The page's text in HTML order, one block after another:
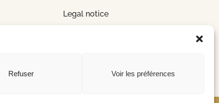
Refuser Voir les préférences
Legal notice